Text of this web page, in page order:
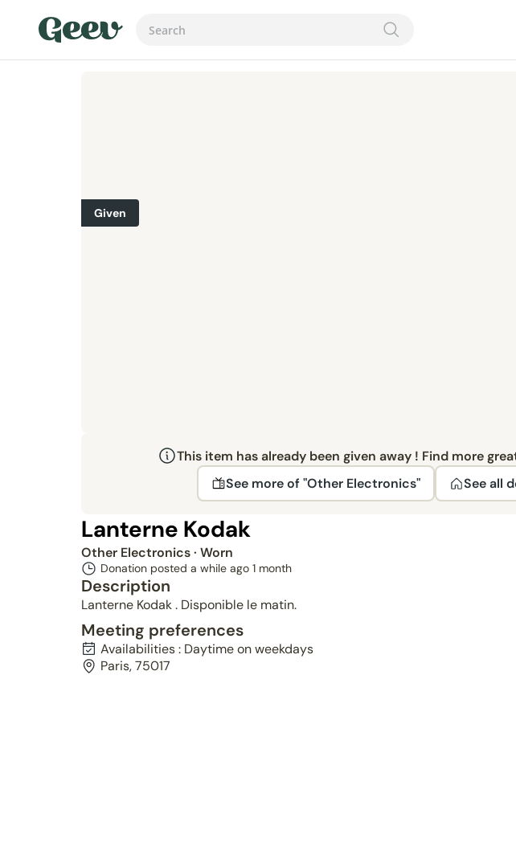
Given
This item has already been given away ! Find more
See more of "Other Electronics"
See all
Lanterne Kodak
Other Electronics· Worn
Donation posted a while ago 1 month
Description
Lanterne Kodak . Disponible le matin.
Meeting preferences
Availabilities : Daytime on weekdays
Paris, 75017